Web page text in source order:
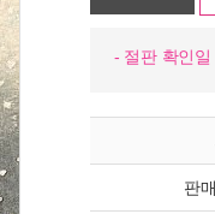
- 절판 확인
판